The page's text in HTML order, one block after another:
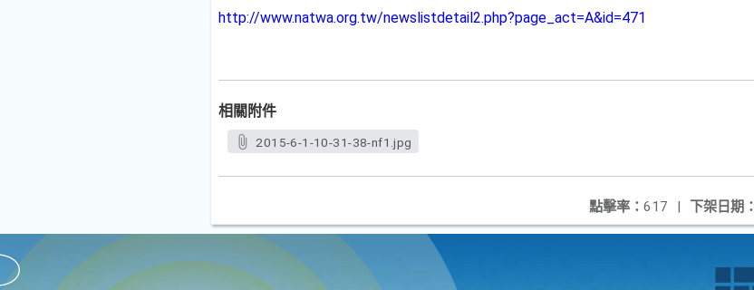
http://www.natwa.org.tw/newslistdetail2.php?page_act=A&id=471
相關附件
2015-6-1-10-31-38-nf1.jpg
下架日期：
點擊率： 617 |